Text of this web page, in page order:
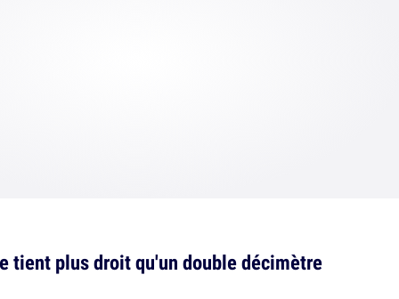
tient plus droit qu'un double décimètre